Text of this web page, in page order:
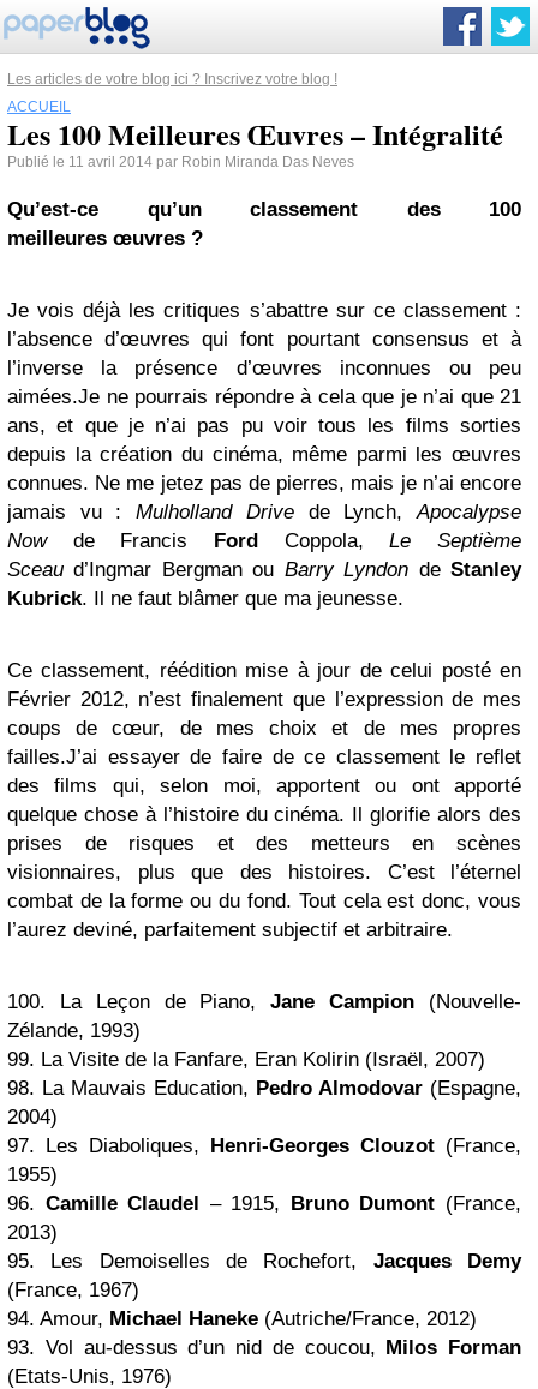
Les articles de votre blog ici ? Inscrivez votre blog !
ACCUEIL
Les 100 Meilleures Œuvres – Intégralité
Publié le 11 avril 2014 par Robin Miranda Das Neves
Qu’est-ce qu’un classement des 100
meilleures œuvres ?
Je vois déjà les critiques s’abattre sur ce classement :
l’absence d’œuvres qui font pourtant consensus et à
l’inverse la présence d’œuvres inconnues ou peu
aimées.Je ne pourrais répondre à cela que je n’ai que 21
ans, et que je n’ai pas pu voir tous les films sorties
depuis la création du cinéma, même parmi les œuvres
connues. Ne me jetez pas de pierres, mais je n’ai encore
jamais vu :Mulholland Drivede Lynch,Apocalypse
Nowde Francis Ford Coppola,Le Septième
Sceau d’Ingmar Bergman ou Barry Lyndon deStanley
Kubrick. Il ne faut blâmer que ma jeunesse.
Ce classement, réédition mise à jour de celui posté en
Février 2012, n’est finalement que l’expression de mes
coups de cœur, de mes choix et de mes propres
failles.J’ai essayer de faire de ce classement le reflet
des films qui, selon moi, apportent ou ont apporté
quelque chose à l’histoire du cinéma. Il glorifie alors des
prises de risques et des metteurs en scènes
visionnaires, plus que des histoires. C’est l’éternel
combat de la forme ou du fond. Tout cela est donc, vous
l’aurez deviné, parfaitement subjectif et arbitraire.
100. La Leçon de Piano,Jane Campion (Nouvelle-
Zélande, 1993)
99. La Visite de la Fanfare, Eran Kolirin (Israël, 2007)
98. La Mauvais Education, Pedro Almodovar (Espagne,
2004)
97. Les Diaboliques, Henri-Georges Clouzot (France,
1955)
96. Camille Claudel – 1915, Bruno Dumont (France,
2013)
95. Les Demoiselles de Rochefort, Jacques Demy
(France, 1967)
94. Amour, Michael Haneke (Autriche/France, 2012)
93. Vol au-dessus d’un nid de coucou, Milos Forman
(Etats-Unis, 1976)